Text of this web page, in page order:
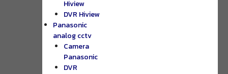
Hiview
DVR Hiview
Panasonic
analog cctv
Camera
Panasonic
DVR